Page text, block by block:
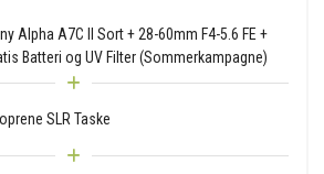
Alpha A7C II Sort + 28-60mm F4-5.6 FE +
Batteri og UV Filter (Sommerkampagne)
SLR Taske